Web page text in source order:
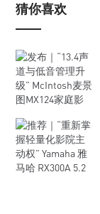
猜你喜欢